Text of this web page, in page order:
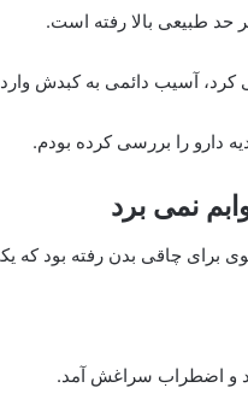
حد طبیعی بالا رفته است.
کرد، آسیب دائمی به کبدش
دارو را بررسی کرده بودم.
نمی برد
برای چاقی بدن رفته بود که
و اضطراب سراغش آمد.